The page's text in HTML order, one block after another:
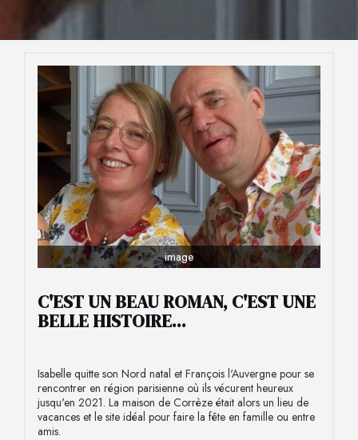
image
C'EST UN BEAU ROMAN, C'EST UNE
BELLE HISTOIRE...
Isabelle quitte son Nord natal et François l'Auvergne pour se
rencontrer en région parisienne où ils vécurent heureux
jusqu'en 2021. La maison de Corrèze était alors un lieu de
vacances et le site idéal pour faire la fête en famille ou entre
amis.